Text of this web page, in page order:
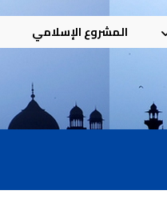
المشروع الإسلامي